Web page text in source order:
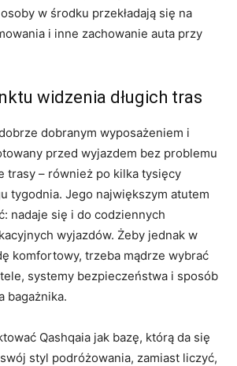
w środku przekładają się na
i inne zachowanie auta przy
widzenia długich tras
dobranym wyposażeniem i
przed wyjazdem bez problemu
trasy – również po kilka tysięcy
tygodnia. Jego największym atutem
nadaje się i do codziennych
wyjazdów. Żeby jednak w
komfortowy, trzeba mądrze wybrać
systemy bezpieczeństwa i sposób
bagażnika.
Qashqaia jak bazę, którą da się
styl podróżowania, zamiast liczyć,